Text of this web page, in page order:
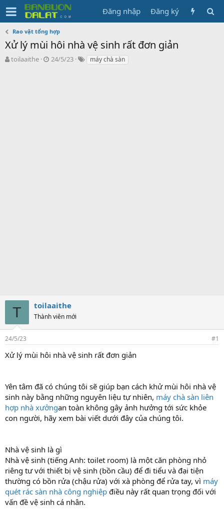
Đăng nhập Đăng ký
Rao vặt tổng hợp
Xử lý mùi hôi nhà vệ sinh rất đơn giản
N
toilaaithe
N
24/5/23
Tmáy chà sàn
T toilaaithe
Thành viên mới
24/5/23 #1
Xử lý mùi hôi nhà vệ sinh rất đơn giản
Yên tâm đã có chúng tôi sẽ giúp bạn cách khử mùi hôi nhà vệ
sinh này bằng những nguyên liệu tự nhiên, máy chà sàn liên
hợp nhà xưởngan toàn không gây ảnh hưởng tới sức khỏe
con người, hãy xem bài viết dưới đây của chúng tôi.
Nhà vệ sinh là gì
Nhà vệ sinh (tiếng Anh: toilet room) là một căn phòng nhỏ
riêng tư với thiết bị vệ sinh (bồn cầu) để đi tiểu và đại tiện
thường có bồn rửa (chậu rửa) với xà phòng để rửa tay, vì máy
quét rác sàn nhà công nghiệp điều này rất quan trọng đối với
vấn đề vệ sinh cá nhân.